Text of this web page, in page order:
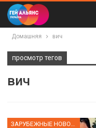
Домашняя вич
просмотр тегов
вич